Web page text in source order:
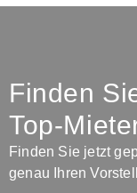
Finden
Top-
Finden Sie jetzt
genau Ihren